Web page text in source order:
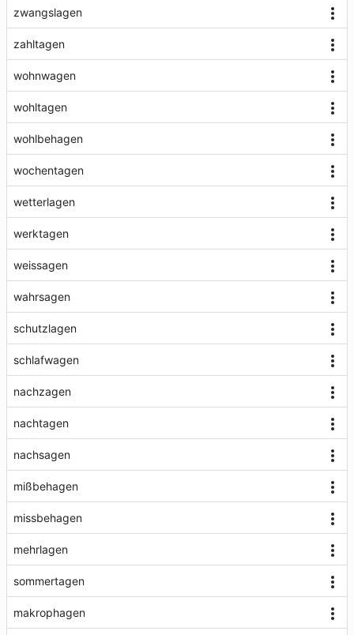
zwangslagen
zahltagen
wohnwagen
wohltagen
wohlbehagen
wochentagen
wetterlagen
werktagen
weissagen
wahrsagen
schutzlagen
schlafwagen
nachzagen
nachtagen
nachsagen
mißbehagen
missbehagen
mehrlagen
sommertagen
makrophagen